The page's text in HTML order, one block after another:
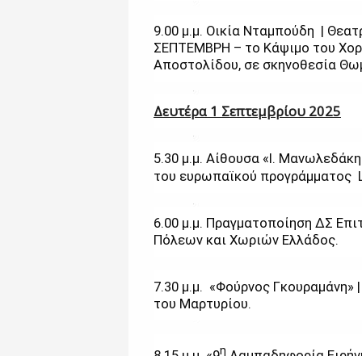
9.00 μ.μ. Οικία Νταμπούδη |
ΣΕΠΤΕΜΒΡΗ – το Κάψιμο του
Αποστολίδου, σε σκηνοθεσία
Δευτέρα 1 Σεπτεμβρίου 2025
5.30 μ.μ. Αίθουσα «Ι.
του ευρωπαϊκού προγράμματος
6.00 μ.μ. Πραγματοποίηση ΔΣ
Πόλεων και Χωριών Ελλάδος.
7.30 μ.μ. «Φούρνος Γκουραμάνη»
του Μαρτυρίου.
η